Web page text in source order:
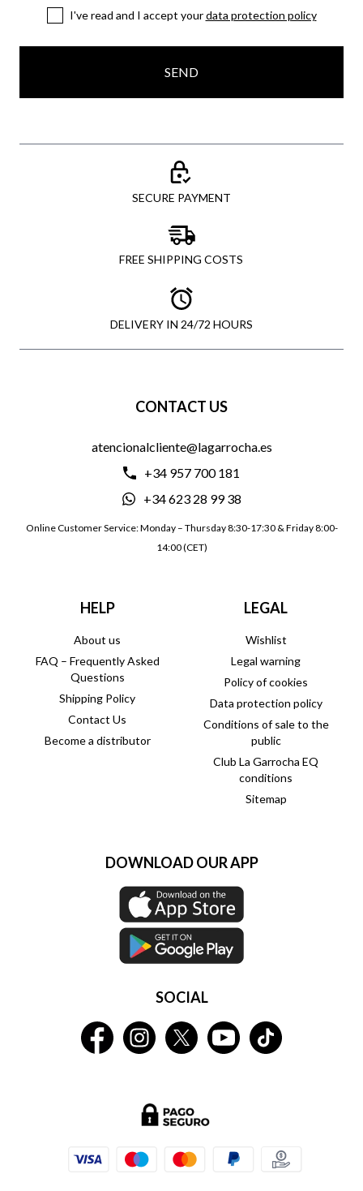
I've read and I accept yourdata protection policy
SEND
SECURE PAYMENT
FREE SHIPPING COSTS
DELIVERY IN 24/72 HOURS
CONTACT US
atencionalcliente@lagarrocha.es
+34 957 700 181
+34 623 28 99 38
Online Customer Service: Monday – Thursday 8:30-17:30 & Friday 8:00-
14:00 (CET)
HELP
About us
FAQ – Frequently Asked
Questions
Shipping Policy
Contact Us
Become a distributor
LEGAL
Wishlist
Legal warning
Policy of cookies
Data protection policy
Conditions of sale to the
public
Club La Garrocha EQ
conditions
Sitemap
DOWNLOAD OUR APP
SOCIAL